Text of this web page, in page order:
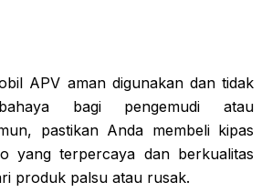
APV aman digunakan dan tidak
bagi pengemudi atau
pastikan Anda membeli kipas
yang terpercaya dan berkualitas
produk palsu atau rusak.